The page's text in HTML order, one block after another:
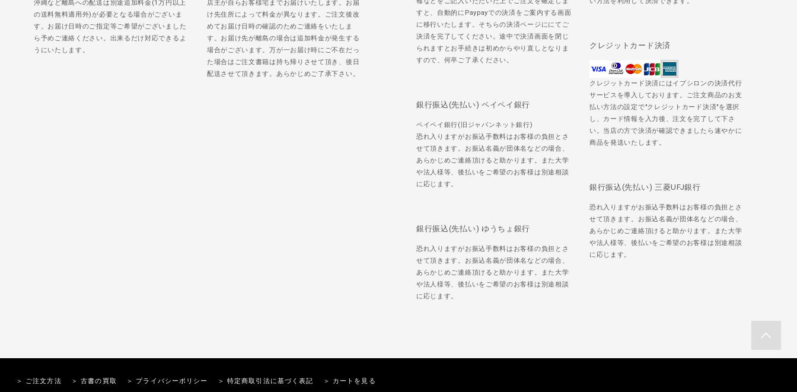
沖縄など離島への配送は別途追加料金(1万円以上
の送料無料適用外)が必要となる場合がございま
す。お届け日時のご指定等ご希望がございました
ら予めご連絡ください。出来るだけ対応できるよ
うにいたします。
店主が自らお客様宅までお届けいたします。お届
け先住所によって料金が異なります。ご注文後改
めてお届け日時の確認のためご連絡をいたしま
す。お届け先が離島の場合は追加料金が発生する
場合がございます。万が一お届け時にご不在だっ
た場合はご注文書籍は持ち帰りさせて頂き、後日
配送させて頂きます。あらかじめご了承下さい。
すと、自動的にPaypayでの決済をご案内する画面
に移行いたします。そちらの決済ページににてご
決済を完了してください。途中で決済画面を閉じ
られますとお手続きは初めからやり直しとなりま
すので、何卒ご了承ください。
クレジットカード決済
クレジットカード決済にはイプシロンの決済代行
サービスを導入しております。ご注文商品のお支
払い方法の設定で"クレジットカード決済"を選択
し、カード情報を入力後、注文を完了して下さ
い。当店の方で決済が確認できましたら速やかに
商品を発送いたします。
銀行振込(先払い) ペイペイ銀行
ペイペイ銀行(旧ジャパンネット銀行)
恐れ入りますがお振込手数料はお客様の負担とさ
せて頂きます。お振込名義が団体名などの場合、
あらかじめご連絡頂けると助かります。また大学
や法人様等、後払いをご希望のお客様は別途相談
に応じます。
銀行振込(先払い) 三菱UFJ銀行
恐れ入りますがお振込手数料はお客様の負担とさ
せて頂きます。お振込名義が団体名などの場合、
あらかじめご連絡頂けると助かります。また大学
や法人様等、後払いをご希望のお客様は別途相談
に応じます。
銀行振込(先払い) ゆうちょ銀行
恐れ入りますがお振込手数料はお客様の負担とさ
せて頂きます。お振込名義が団体名などの場合、
あらかじめご連絡頂けると助かります。また大学
や法人様等、後払いをご希望のお客様は別途相談
に応じます。
＞ ご注文方法 ＞ 古書の買取 ＞ プライバシーポリシー ＞ 特定商取引法に基づく表記 ＞ カートを見る